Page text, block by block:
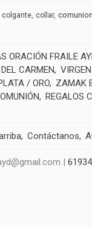
colgante collar
ORACIÓN FRAILE
CARMEN
/ ORO ZAMAK
REGALOS
Contáctanos
|